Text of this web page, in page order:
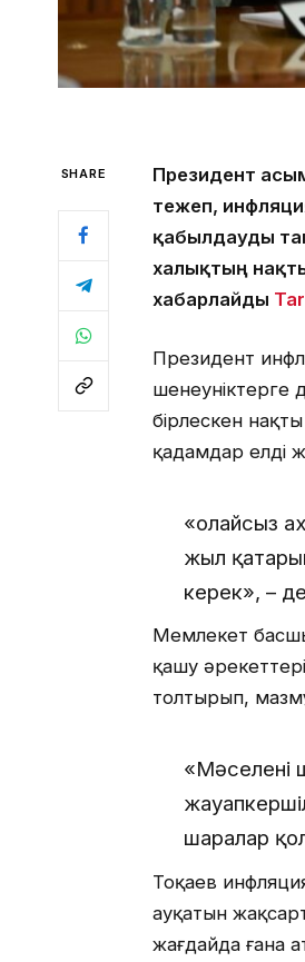
SHARE
Президент
тежеп,
қабылдауды
халықтың
хабарлайды
Президент
шенеуніктерге
бірлескен
қадамдар елдің
«Қолайсыз
жыл
керек», –
Мемлекет
қашу
толтырып,
«Мәселені
шаралар
Тоқаев
ауқатын
жағдайда ғана